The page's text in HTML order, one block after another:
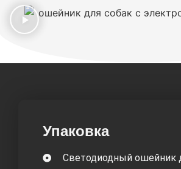
Упаковка
Светодиодный ошейник